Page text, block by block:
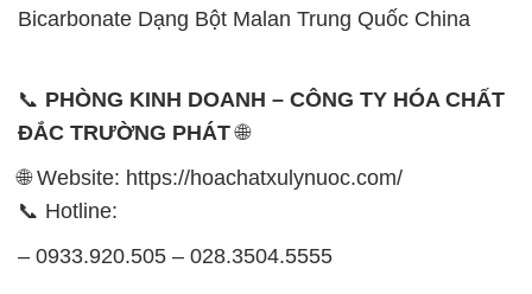
🌐 Website: https://hoachatxulynuoc.com/
– 0933.920.505 – 028.3504.5555
028.3756.1841- 028.3756.1842
0902.765.866